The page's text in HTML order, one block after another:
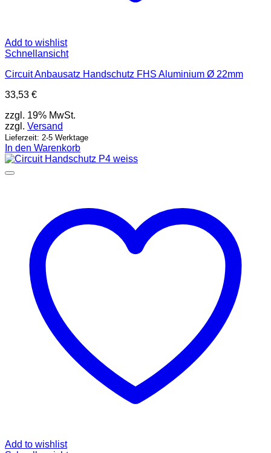
Add to wishlist
Schnellansicht
Circuit Anbausatz Handschutz FHS Aluminium Ø 22mm
33,53 €
zzgl. 19% MwSt.
zzgl. Versand
Lieferzeit: 2-5 Werktage
In den Warenkorb
Add to wishlist